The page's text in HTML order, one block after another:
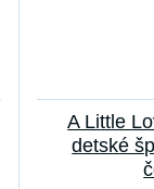
A Little
detské